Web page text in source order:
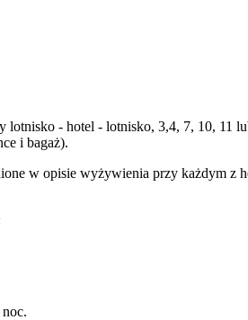
lotnisko - hotel - lotnisko, 3,4, 7, 10,
i bagaż).
w opisie wyżywienia przy każdym